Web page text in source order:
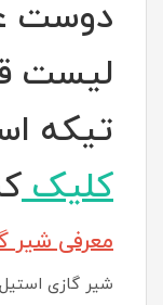
دوست
لیست
تیکه استیل
کلیک
معرفی شیر